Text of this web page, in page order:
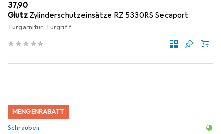
EUR
37,90
Glutz Zylinderschutzeinsätze RZ 5330RS Secaport
Türgarnitur, Türgriff
MENGENRABATT
Schrauben